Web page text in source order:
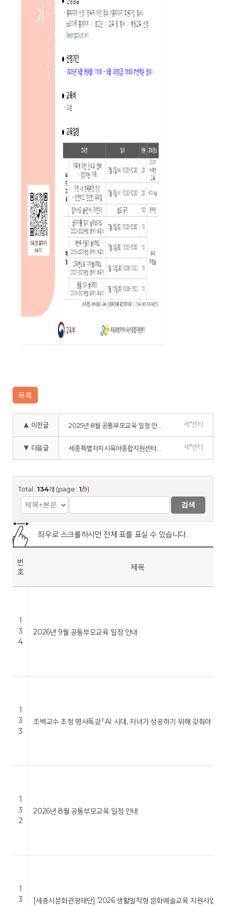
목록
▲ 이전글 2025년 8월 공통부모교육 일정 안내 세*센터
▼ 다음글 세*센터
Total : 134개 (page : 1/9)
검색
좌우로 스크롤하시면 전체 표를 표실 수 있습니다.
번
호
제목
1
3
4
2026년 9월 공통부모교육 일정 안내
1
3
3
조벽교수 초청 명사특강 「AI 시대, 자녀가 성공하기 위해 갖춰야 …
1
3
2
2026년 8월 공통부모교육 일정 안내
1
3
[세종시문화관광재단] '2026 생활밀착형 문화예술교육 지원사업 …